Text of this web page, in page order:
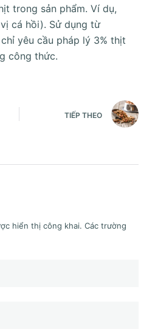
trong sản phẩm. Ví dụ,
cá hồi). Sử dụng từ
yêu cầu pháp lý 3% thịt
công thức.
TIẾP THEO
hiển thị công khai. Các trường